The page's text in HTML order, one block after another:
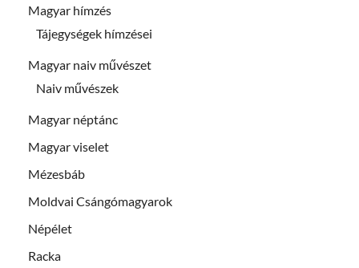
Magyar hímzés
Tájegységek hímzései
Magyar naiv művészet
Naiv művészek
Magyar néptánc
Magyar viselet
Mézesbáb
Moldvai Csángómagyarok
Népélet
Racka